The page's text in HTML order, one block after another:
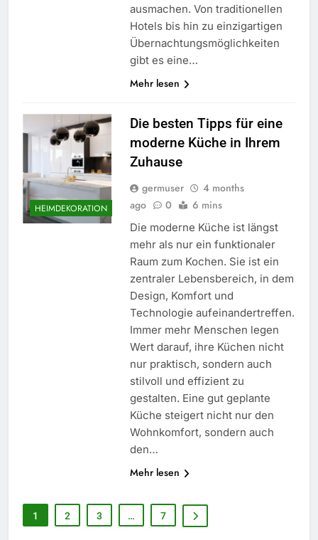
ausmachen. Von traditionellen
Hotels bis hin zu einzigartigen
Übernachtungsmöglichkeiten
gibt es eine…
Mehr lesen
HEIMDEKORATION
Die besten Tipps für eine
moderne Küche in Ihrem
Zuhause
germuser
4 months
ago
0 6 mins
Die moderne Küche ist längst
mehr als nur ein funktionaler
Raum zum Kochen. Sie ist ein
zentraler Lebensbereich, in dem
Design, Komfort und
Technologie aufeinandertreffen.
Immer mehr Menschen legen
Wert darauf, ihre Küchen nicht
nur praktisch, sondern auch
stilvoll und effizient zu
gestalten. Eine gut geplante
Küche steigert nicht nur den
Wohnkomfort, sondern auch
den…
Mehr lesen
1 2 3 … 7
Worauf Sie beim Immobilie
HEIMDEKORATION